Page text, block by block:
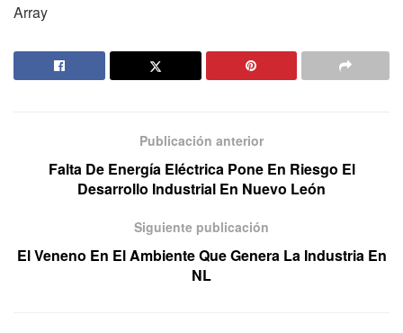
Array
Publicación anterior
Falta De Energía Eléctrica Pone En Riesgo El
Desarrollo Industrial En Nuevo León
Siguiente publicación
El Veneno En El Ambiente Que Genera La Industria En
NL